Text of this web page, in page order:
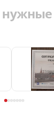
нужные